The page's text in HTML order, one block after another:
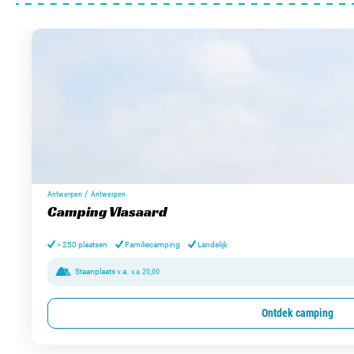
Antwerpen / Antwerpen
Camping Vlasaard
> 250 plaatsen Familiecamping Landelijk
Staanplaats v.a. v.a. 20,00
Ontdek camping